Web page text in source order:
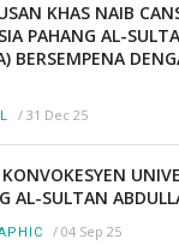
KHAS NAIB
PAHANG AL-
BERSEMPENA
/ 31 Dec 25
AL-SULTAN
/ 04 Sep 25